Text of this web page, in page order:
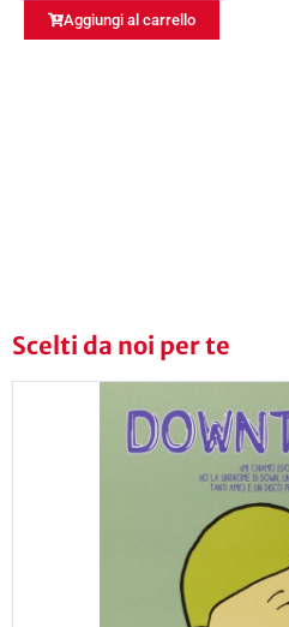
Aggiungi al carrello
Scelti da noi per te